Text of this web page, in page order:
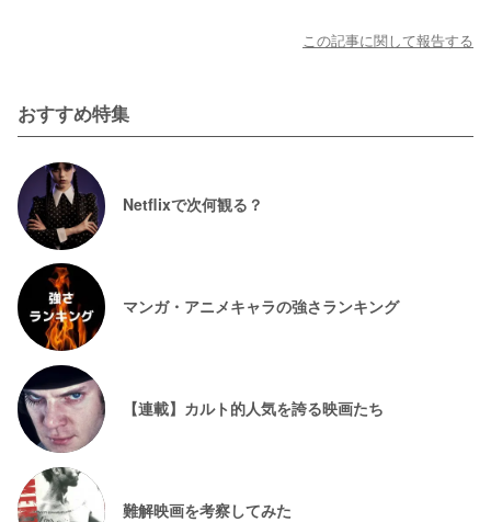
この記事に関して報告する
おすすめ特集
Netflixで次何観る？
マンガ・アニメキャラの強さランキング
【連載】カルト的人気を誇る映画たち
難解映画を考察してみた